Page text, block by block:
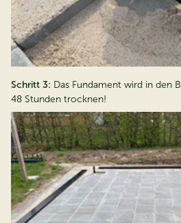
Schritt 3: Das Fundament wird in den
48 Stunden trocknen!